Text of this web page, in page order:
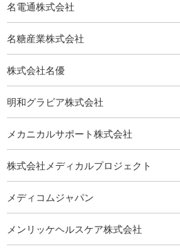
名電通株式会社
名糖産業株式会社
株式会社名優
明和グラビア株式会社
メカニカルサポート株式会社
株式会社メディカルプロジェクト
メディコムジャパン
メンリッケヘルスケア株式会社